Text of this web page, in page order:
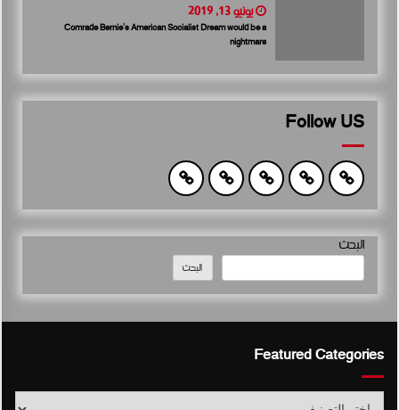
يونيو 13, 2019
Comrade Bernie’s American Socialist Dream would be a
nightmare
Follow US
البحث
البحث
Featured Categories
Featured